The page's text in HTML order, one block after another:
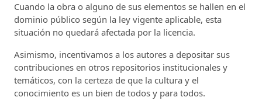
Cuando la obra o alguno de sus elementos se hallen en el
dominio público según la ley vigente aplicable, esta
situación no quedará afectada por la licencia.
Asimismo, incentivamos a los autores a depositar sus
contribuciones en otros repositorios institucionales y
temáticos, con la certeza de que la cultura y el
conocimiento es un bien de todos y para todos.